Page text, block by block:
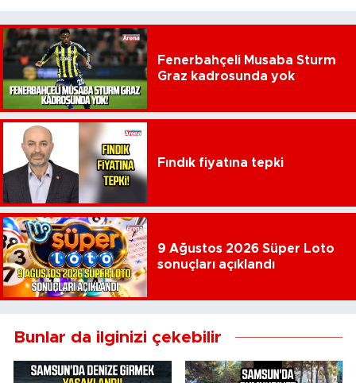
Fenerbahçeli Musaba Sturm
Graz kadrosunda yok
Fındık fiyatına tepki
9 Ağustos 2026 Süper Loto
sonuçları açıklandı
Bunlar da ilginizi çekebilir